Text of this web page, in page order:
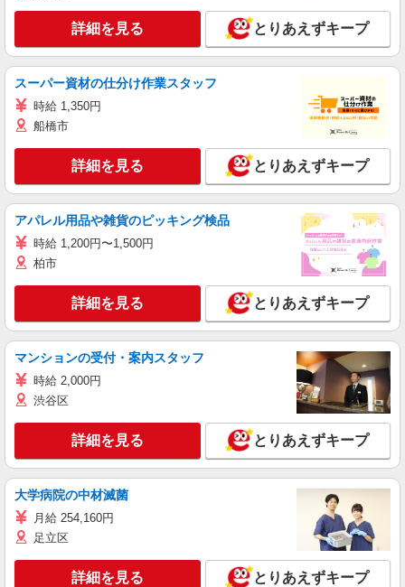
詳細を見る とりあえずキープ
スーパー資材の仕分け作業スタッフ
時給 1,350円
船橋市
詳細を見る とりあえずキープ
アパレル用品や雑貨のピッキング検品
時給 1,200円〜1,500円
柏市
詳細を見る とりあえずキープ
マンションの受付・案内スタッフ
時給 2,000円
渋谷区
詳細を見る とりあえずキープ
大学病院の中材滅菌
月給 254,160円
足立区
詳細を見る とりあえずキープ